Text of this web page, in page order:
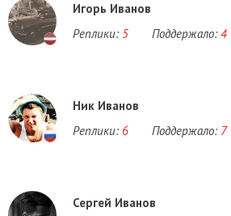
Игорь Иванов
Реплики: 5 Поддержало: 4
Ник Иванов
Реплики: 6 Поддержало: 7
Сергей Иванов